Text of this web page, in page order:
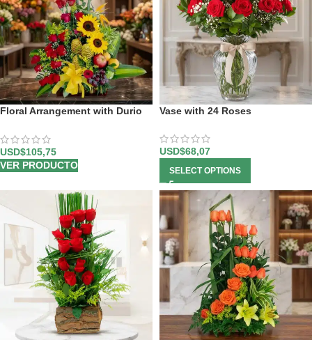
Floral Arrangement with Durio
USD$105,75
VER PRODUCTO
Vase with 24 Roses
USD$68,07
SELECT OPTIONS